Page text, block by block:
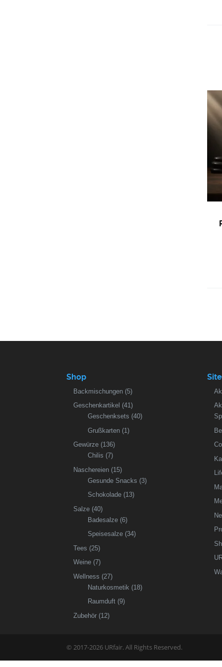
Shop
Backmischungen (5)
Geschenkartikel (41)
Geschenksets (40)
Grußkarten (1)
Gewürze (136)
Chilis (7)
Naschereien (15)
Gesunde Snacks (3)
Schokolade (13)
Salze (40)
Badesalze (6)
Speisesalze (34)
Tees (25)
Weine (7)
Wellness (27)
Naturkosmetik (18)
Raumduft (9)
Zubehör (12)
© 2017-2026 URfair. All Rights Reserved.